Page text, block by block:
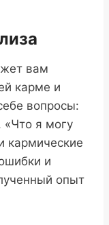
вам
карме и
вопросы:
«Что я могу
кармические
и
опыт